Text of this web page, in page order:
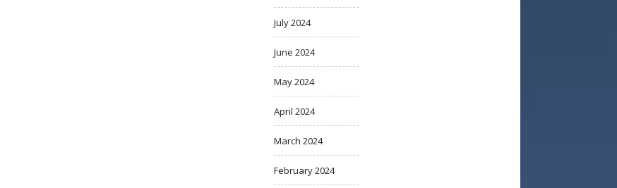
July 2024
June 2024
May 2024
April 2024
March 2024
February 2024